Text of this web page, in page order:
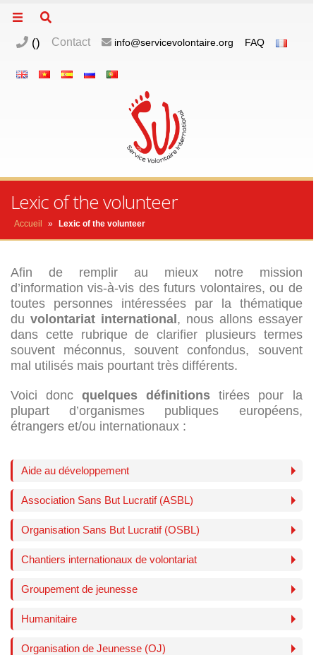
() Contact info@servicevolontaire.org FAQ
Lexic of the volunteer
Accueil » Lexic of the volunteer
Afin de remplir au mieux notre mission
d’information vis-à-vis des futurs volontaires, ou de
toutes personnes intéressées par la thématique
du volontariat international , nous allons essayer
dans cette rubrique de clarifier plusieurs termes
souvent méconnus, souvent confondus, souvent
mal utilisés mais pourtant très différents.
Voici doncquelques définitions tirées pour la
plupart d’organismes publiques européens,
étrangers et/ou internationaux :
Aide au développement
Association Sans But Lucratif (ASBL)
Organisation Sans But Lucratif (OSBL)
Chantiers internationaux de volontariat
Groupement de jeunesse
Humanitaire
Organisation de Jeunesse (OJ)